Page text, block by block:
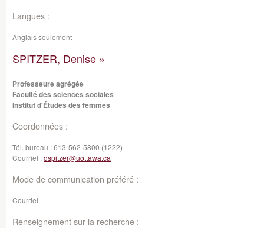
Langues :
Anglais seulement
SPITZER, Denise »
Professeure agrégée
Faculté des sciences sociales
Institut d'Études des femmes
Coordonnées :
Tél. bureau :613-562-5800 (1222)
Courriel :dspitzer@uottawa.ca
Mode de communication préféré :
Courriel
Renseignement sur la recherche :